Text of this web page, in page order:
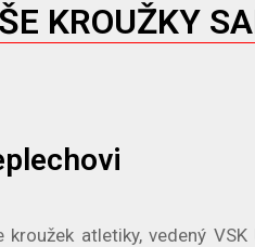
KROUŽKY
kroužek atletiky, vedený